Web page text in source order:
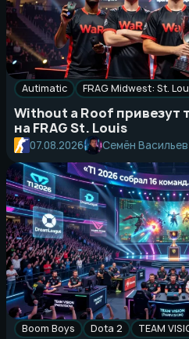
Autimatic FRAG Midwest: St.
Without a Roof привезут
на FRAG St. Louis
07.08.2026 Семён Васильев
Boom Boys Dota 2 TEAM